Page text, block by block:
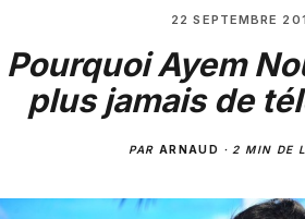
22 SEPTEMBRE
Pourquoi Ayem
plus jamais de
PAR ARNAUD · 2 MIN DE